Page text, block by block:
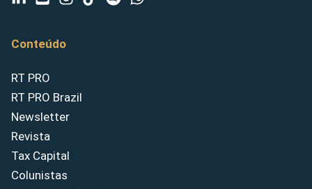
Conteúdo
RT PRO
RT PRO Brazil
Newsletter
Revista
Tax Capital
Colunistas